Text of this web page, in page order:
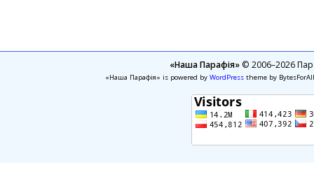
«Наша Парафія»© 2006–2026
«Наша Парафія» is powered by WordPresstheme by